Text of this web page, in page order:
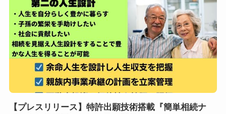
【プレスリリース】特許出願技術搭載『簡単相続ナ